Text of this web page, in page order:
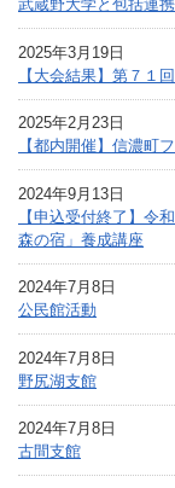
武蔵野大学と包括連
2025年3月19日
【大会結果】第７１
2025年2月23日
【都内開催】信濃町
2024年9月13日
【申込受付終了】令
森の宿」養成講座
2024年7月8日
公民館活動
2024年7月8日
野尻湖支館
2024年7月8日
古間支館